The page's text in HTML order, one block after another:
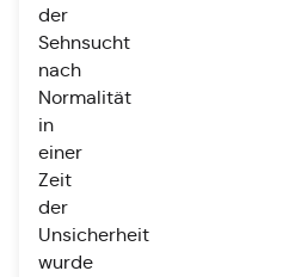
der
Sehnsucht
nach
Normalität
in
einer
Zeit
der
Unsicherheit
wurde